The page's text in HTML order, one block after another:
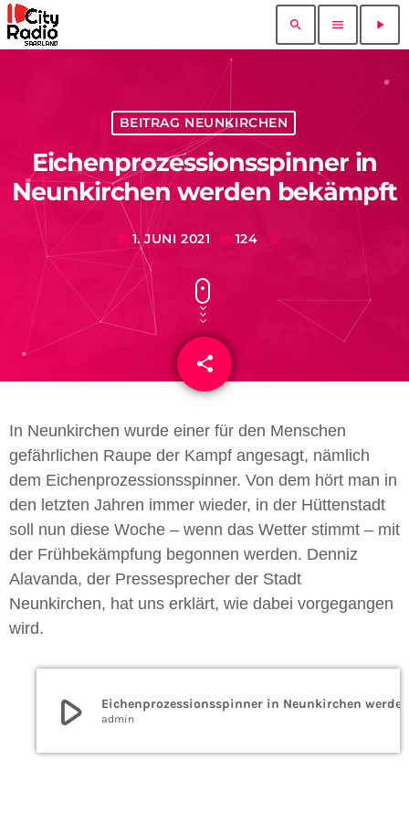
search menu play_arrow
BEITRAG NEUNKIRCHEN
Eichenprozessionsspinner in
Neunkirchen werden bekämpft
today 1. JUNI 2021 124
share
email
In Neunkirchen wurde einer für den Menschen
gefährlichen Raupe der Kampf angesagt, nämlich
dem Eichenprozessionsspinner. Von dem hört man in
den letzten Jahren immer wieder, in der Hüttenstadt
soll nun diese Woche – wenn das Wetter stimmt – mit
der Frühbekämpfung begonnen werden. Denniz
Alavanda, der Pressesprecher der Stadt
Neunkirchen, hat uns erklärt, wie dabei vorgegangen
wird.
play_arrow admin